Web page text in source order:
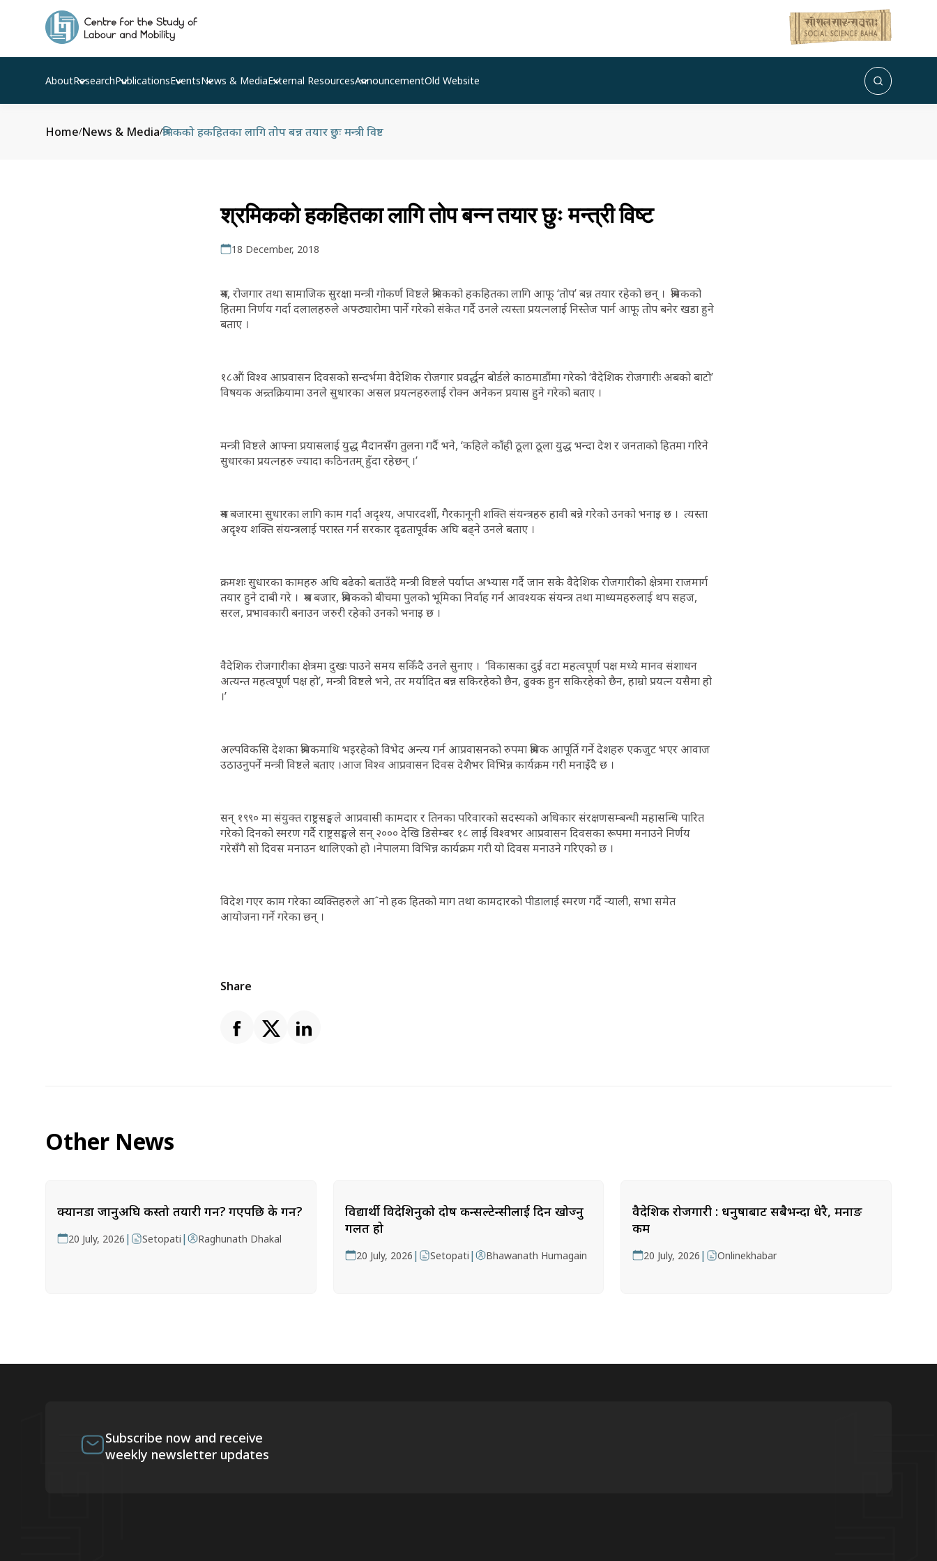
AboutResearchPublicationsEventsNews & MediaExternal ResourcesAnnouncementOld Website
Home/News & Media/श्रमिकको हकहितका लागि तोप बन्न तयार छुः मन्त्री विष्ट
श्रमिकको हकहितका लागि तोप बन्न तयार छुः मन्त्री विष्ट
18 December, 2018
श्रम, रोजगार तथा सामाजिक सुरक्षा मन्त्री गोकर्ण विष्टले श्रमिकको हकहितका लागि आफू ‘तोप’ बन्न तयार रहेको छन् । श्रमिकको
हितमा निर्णय गर्दा दलालहरुले अफ्ठ्यारोमा पार्ने गरेको संकेत गर्दै उनले त्यस्ता प्रयत्नलाई निस्तेज पार्न आफू तोप बनेर खडा हुने
बताए ।
१८औं विश्व आप्रवासन दिवसको सन्दर्भमा वैदेशिक रोजगार प्रवर्द्धन बोर्डले काठमाडौंमा गरेको ‘वैदेशिक रोजगारीः अबको बाटो’
विषयक अन्र्तक्रियामा उनले सुधारका असल प्रयत्नहरुलाई रोक्न अनेकन प्रयास हुने गरेको बताए ।
मन्त्री विष्टले आफ्ना प्रयासलाई युद्ध मैदानसँग तुलना गर्दै भने, ‘कहिले काँही ठूला ठूला युद्ध भन्दा देश र जनताको हितमा गरिने
सुधारका प्रयत्नहरु ज्यादा कठिनतम् हुँदा रहेछन् ।’
श्रम बजारमा सुधारका लागि काम गर्दा अदृश्य, अपारदर्शी, गैरकानूनी शक्ति संयन्त्रहरु हावी बन्ने गरेको उनको भनाइ छ । त्यस्ता
अदृश्य शक्ति संयन्त्रलाई परास्त गर्न सरकार दृढतापूर्वक अघि बढ्ने उनले बताए ।
क्रमशः सुधारका कामहरु अघि बढेको बताउँदै मन्त्री विष्टले पर्याप्त अभ्यास गर्दै जान सके वैदेशिक रोजगारीको क्षेत्रमा राजमार्ग
तयार हुने दाबी गरे । श्रम बजार, श्रमिकको बीचमा पुलको भूमिका निर्वाह गर्न आवश्यक संयन्त्र तथा माध्यमहरुलाई थप सहज,
सरल, प्रभावकारी बनाउन जरुरी रहेको उनको भनाइ छ ।
वैदेशिक रोजगारीका क्षेत्रमा दुखः पाउने समय सकिँदै उनले सुनाए । ‘विकासका दुई वटा महत्वपूर्ण पक्ष मध्ये मानव संशाधन
अत्यन्त महत्वपूर्ण पक्ष हो’, मन्त्री विष्टले भने, तर मर्यादित बन्न सकिरहेको छैन, ढुक्क हुन सकिरहेको छैन, हाम्रो प्रयत्न यसैमा हो
।’
अल्पविकसि देशका श्रमिकमाथि भइरहेको विभेद अन्त्य गर्न आप्रवासनको रुपमा श्रमिक आपूर्ति गर्ने देशहरु एकजुट भएर आवाज
उठाउनुपर्ने मन्त्री विष्टले बताए ।आज विश्व आप्रवासन दिवस देशैभर विभिन्न कार्यक्रम गरी मनाइँदै छ ।
सन् १९९० मा संयुक्त राष्ट्रसङ्घले आप्रवासी कामदार र तिनका परिवारको सदस्यको अधिकार संरक्षणसम्बन्धी महासन्धि पारित
गरेको दिनको स्मरण गर्दै राष्ट्रसङ्घले सन् २००० देखि डिसेम्बर १८ लाई विश्वभर आप्रवासन दिवसका रूपमा मनाउने निर्णय
गरेसँगै सो दिवस मनाउन थालिएको हो ।नेपालमा विभिन्न कार्यक्रम गरी यो दिवस मनाउने गरिएको छ ।
विदेश गएर काम गरेका व्यक्तिहरुले आˆनो हक हितको माग तथा कामदारको पीडालाई स्मरण गर्दै र्‍याली, सभा समेत
आयोजना गर्ने गरेका छन् ।
Share
Other News
क्यानडा जानुअघि कस्तो तयारी गर्ने? गएपछि के गर्ने?
20 July, 2026 | Setopati | Raghunath Dhakal
विद्यार्थी विदेशिनुको दोष कन्सल्टेन्सीलाई दिन खोज्नु
गलत हो
20 July, 2026 | Setopati | Bhawanath Humagain
वैदेशिक रोजगारी : धनुषाबाट सबैभन्दा धेरै, मनाङ
कम
20 July, 2026 | Onlinekhabar
Subscribe now and receive
weekly newsletter updates